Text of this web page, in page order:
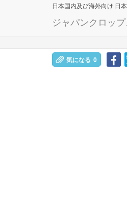
日本国内及び海外向け 日
ジャパンクロップ
気になる 0